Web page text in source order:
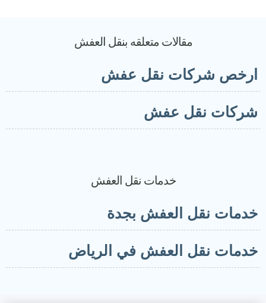
مقالات متعلقه بنقل العفش
شركات نقل عفش
نقل عفش
خدمات نقل العفش
نقل العفش بجدة
نقل العفش في الرياض